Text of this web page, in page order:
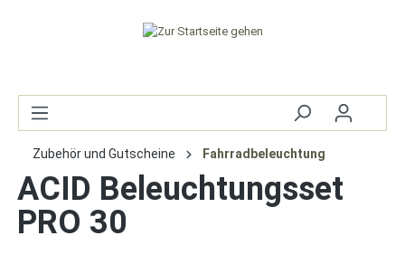
Zubehör und Gutscheine Fahrradbeleuchtung
ACID Beleuchtungsset
PRO 30